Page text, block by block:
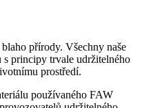
přírody. Všechny naše
principy trvale udržitelného
prostředí.
používaného FAW